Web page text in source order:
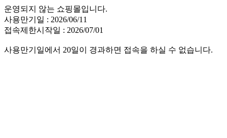
운영되지 않는 쇼핑몰입니다.
사용만기일 : 2026/06/11
접속제한시작일 : 2026/07/01
사용만기일에서 20일이 경과하면 접속을 하실 수 없습니다.